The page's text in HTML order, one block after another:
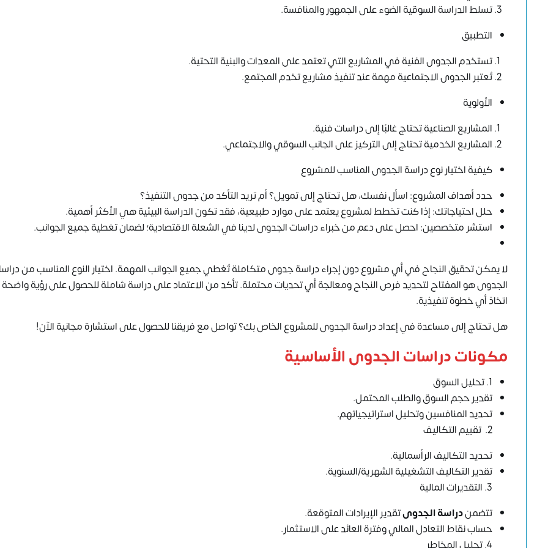
تسلط الدراسة السوقية الضوء على الجمهور والمنافسة.
التطبيق
تستخدم الجدوى الفنية في المشاريع التي تعتمد على المعدات والبنية التحتية.
تُعتبر الجدوى الاجتماعية مهمة عند تنفيذ مشاريع تخدم المجتمع.
الأولوية
المشاريع الصناعية تحتاج غالبًا إلى دراسات فنية.
المشاريع الخدمية تحتاج إلى التركيز على الجانب السوقي والاجتماعي.
كيفية اختيار نوع دراسة الجدوى المناسب للمشروع
حدد أهداف المشروع: اسأل نفسك، هل تحتاج إلى تمويل؟ أم تريد التأكد من جدوى التنفيذ؟
حلل احتياجاتك: إذا كنت تخطط لمشروع يعتمد على موارد طبيعية، فقد تكون الدراسة البيئية هي الأكثر أهمية.
استشر متخصصين: احصل على دعم من خبراء دراسات الجدوى لدينا في الشعلة الاقتصادية؛ لضمان تغطية جميع الجوانب.
لا يمكن تحقيق النجاح في أي مشروع دون إجراء دراسة جدوى متكاملة تُغطي جميع الجوانب المهمة. اختيار النوع المناسب من
الجدوى هو المفتاح لتحديد فرص النجاح ومعالجة أي تحديات محتملة. تأكد من الاعتماد على دراسة شاملة للحصول على رؤية
اتخاذ أي خطوة تنفيذية.
هل تحتاج إلى مساعدة في إعداد دراسة الجدوى للمشروع الخاص بك؟ تواصل مع فريقنا للحصول على استشارة مجانية الآن!
مكونات دراسات الجدوى الأساسية
1. تحليل السوق
تقدير حجم السوق والطلب المحتمل.
تحديد المنافسين وتحليل استراتيجياتهم.
2. تقييم التكاليف
تحديد التكاليف الرأسمالية.
تقدير التكاليف التشغيلية الشهرية/السنوية.
3. التقديرات المالية
تتضمندراسة الجدوىتقدير الإيرادات المتوقعة.
حساب نقاط التعادل المالي وفترة العائد على الاستثمار.